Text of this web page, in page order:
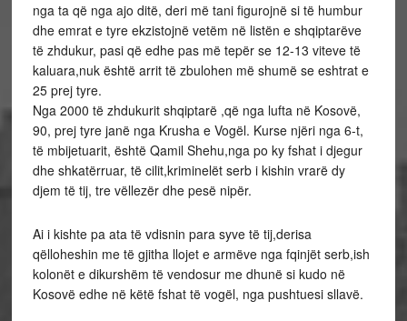
nga ta që nga ajo ditë, deri më tani figurojnë si të humbur
dhe emrat e tyre ekzistojnë vetëm në listën e shqiptarëve
të zhdukur, pasi që edhe pas më tepër se 12-13 viteve të
kaluara,nuk është arrit të zbulohen më shumë se eshtrat e
25 prej tyre.
Nga 2000 të zhdukurit shqiptarë ,që nga lufta në Kosovë,
90, prej tyre janë nga Krusha e Vogël. Kurse njëri nga 6-t,
të mbijetuarit, është Qamil Shehu,nga po ky fshat i djegur
dhe shkatërruar, të cilit,kriminelët serb i kishin vrarë dy
djem të tij, tre vëllezër dhe pesë nipër.
Ai i kishte pa ata të vdisnin para syve të tij,derisa
qëlloheshin me të gjitha llojet e armëve nga fqinjët serb,ish
kolonët e dikurshëm të vendosur me dhunë si kudo në
Kosovë edhe në këtë fshat të vogël, nga pushtuesi sllavë.